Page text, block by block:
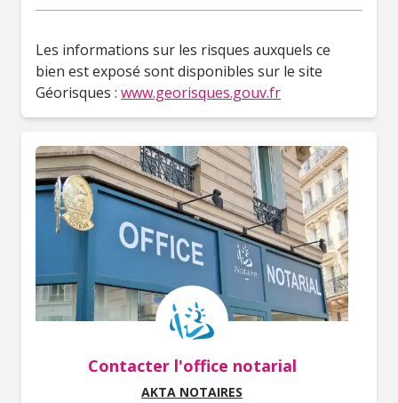
Les informations sur les risques auxquels ce
bien est exposé sont disponibles sur le site
Géorisques : www.georisques.gouv.fr
Contacter l'office notarial
AKTA NOTAIRES